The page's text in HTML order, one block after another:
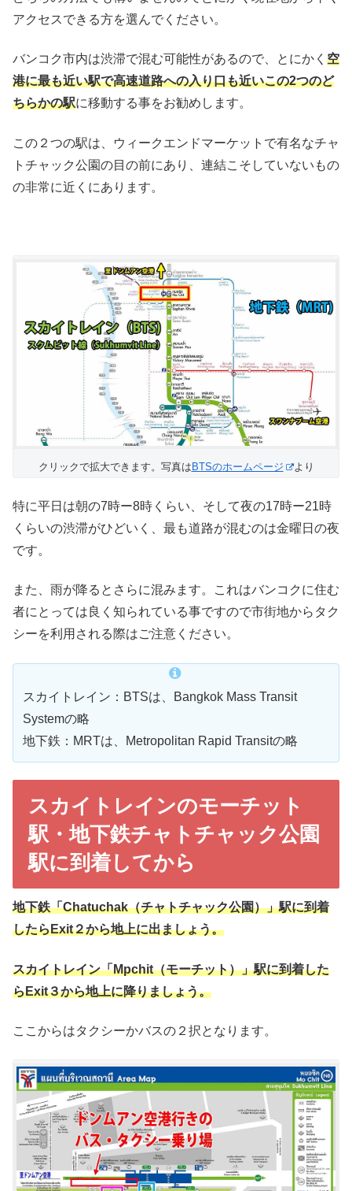
アクセスできる方を選んでください。
バンコク市内は渋滞で混む可能性があるので、とにかく 空
港に最も近い駅で高速道路への入り口も近いこの2つのど
ちらかの駅に移動する事をお勧めします。
この２つの駅は、ウィークエンドマーケットで有名なチャ
トチャック公園の目の前にあり、連結こそしていないもの
の非常に近くにあります。
クリックで拡大できます。写真はBTSのホームページ より
特に平日は朝の7時ー8時くらい、そして夜の17時ー21時
くらいの渋滞がひどいく、最も道路が混むのは金曜日の夜
です。
また、雨が降るとさらに混みます。これはバンコクに住む
者にとっては良く知られている事ですので市街地からタク
シーを利用される際はご注意ください。
スカイトレイン：BTSは、Bangkok Mass Transit
Systemの略
地下鉄：MRTは、Metropolitan Rapid Transitの略
スカイトレインのモーチット
駅・地下鉄チャトチャック公園
駅に到着してから
地下鉄「Chatuchak（チャトチャック公園）」駅に到着
したらExit２から地上に出ましょう。
スカイトレイン「Mpchit（モーチット）」駅に到着した
らExit３から地上に降りましょう。
ここからはタクシーかバスの２択となります。